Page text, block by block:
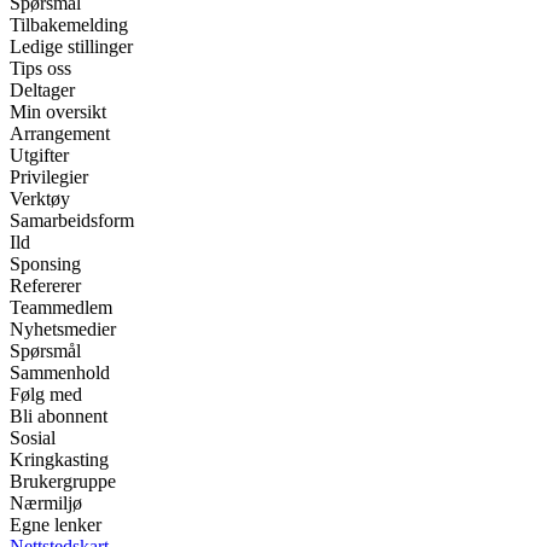
Tilbakemelding
Ledige stillinger
Tips oss
Deltager
Min oversikt
Arrangement
Utgifter
Privilegier
Verktøy
Samarbeidsform
Ild
Sponsing
Refererer
Teammedlem
Nyhetsmedier
Spørsmål
Sammenhold
Følg med
Bli abonnent
Sosial
Kringkasting
Brukergruppe
Nærmiljø
Egne lenker